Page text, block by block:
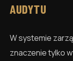
AUDYTU
W systemie
znaczenie tylko